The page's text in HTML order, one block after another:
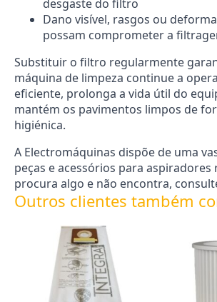
desgaste do filtro
Dano visível, rasgos ou
possam comprometer a
Substituir o filtro regularmente
máquina de limpeza continue a
eficiente, prolonga a vida útil do
mantém os pavimentos limpos de
higiénica.
A Electromáquinas dispõe de uma
peças e acessórios para aspiradores
procura algo e não encontra,
Outros clientes também